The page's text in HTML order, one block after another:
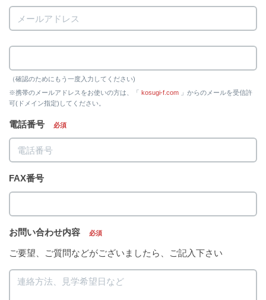
（確認のためにもう一度入力してください)
※携帯のメールアドレスをお使いの方は、「 kosugi-f.com 」からのメールを受信許
可(ドメイン指定)してください。
電話番号 必須
FAX番号
お問い合わせ内容 必須
ご要望、ご質問などがございましたら、ご記入下さい